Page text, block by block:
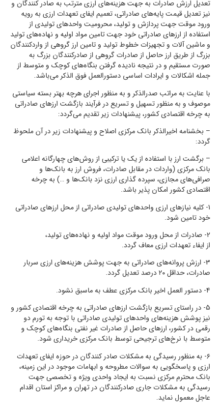
تعدیل ارزش صادرات به جهت هزینه‌های ارزی مترتب به صادر کنندگان و
نیز تعدیل قیمت پایه‌های صادراتی، تعمیم ایفای تعهدات ارزی به رویه
ورود موقت جهت پردازش و تولید، محرومیت واحدهای تولیدی از
استفاده از ارزهای صادراتی خود جهت تامین مواد اولیه و نهاده‌های تولید
و ماشین آلات و تجهیزات خطوط تولید و تامین ارز گروهی از واردکنندگان
بزرگ از طریق ارز حاصل از صادرات گروهی از صادرکنندگان بزرگ به
صورت مستقیم و در نتیجه نادیده گرفتن بنگاه‌های کوچک و متوسط از
جمله اشکالات و ایرادات اساسی دستورالعمل فوق الذکر می‌باشد.
با عنایت به مراتب صدرالذکر و به منظور اجرای هرچه بهتر بسته سیاستی
موصوف و به منظور تسهیل و تسریع در فرآیند بازگشت ارزهای صادراتی
به چرخه اقتصادی کشور، پیشنهادات زیر تقدیم می‌گردد:
– بخشنامه اخیرالذکر بانک مرکزی اصلاح و پیشنهادات زیر در آن ملحوظ
گردد:
– برگشت ارز با استفاده از یک یا ترکیبی از روش‌های چهارگانه اعلامی
بانک مرکزی (واردات در مقابل صادرات، فروش ارز به بانک‌ها و
صرافی‌های مجازی، سپرده گذاری ارزی نزد بانک‌ها و …) به چرخه
اقتصادی کشور امکان پذیر باشد.
1- کلیه نیازهای ارزی واحدهای تولیدی صادراتی از محل ارزهای صادراتی
خود تامین شود.
2- صادرات از محل ورود موقت مواد اولیه و نهاده‌های تولید،
از ایفاء تعهدات ارزی معاف گردد.
3- ارزش پروانه‌های صادراتی به جهت پوشش هزینه‌های ارزی سربار
صادرات، حداقل ۲۰ درصد تعدیل گردد.
4- دستور العمل اخیر بانک مرکزی عطف به ماسبق نشود.
5- در راستای تسریع بازگشت ارزهای صادراتی به چرخه اقتصادی کشور و
نیز پوشش هزینه‌های واحدهای تولیدی صادراتی با توجه به تورم دو
رقمی در کشور، ارزهای حاصل از صادرات غیر نفتی بنگاه‌های کوچک و
متوسط با نرخ‌های ترجیحی توسط بانک مرکزی خریداری شود.
۶- به منظور رسیدگی به مشکلات صادر کنندگان در حوزه ایفای تعهدات
ارزی و پاسخگویی به سوالات مطروحه و ابهامات موجود در این زمینه،
بانک محترم مرکزی نسبت به ایجاد واحدی ویژه و تخصصی جهت
رسیدگی به مشکلات جاری صادرکنندگان در تهران و مراکز استان اقدام
عاجل معمول نماید.